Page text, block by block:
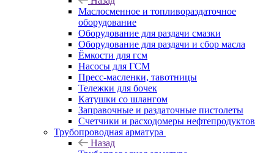
Маслосменное и топливораздаточное
оборудование
Оборудование для раздачи смазки
Оборудование для раздачи и сбор масла
Ёмкости для гсм
Насосы для ГСМ
Пресс-масленки, тавотницы
Тележки для бочек
Катушки со шлангом
Заправочные и раздаточные пистолеты
Счетчики и расходомеры нефтепродуктов
Трубопроводная арматура
Назад